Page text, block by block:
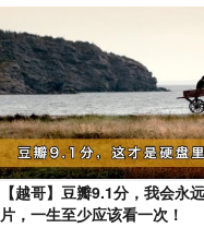
【越哥】豆瓣9.1分，我会永
片，一生至少应该看一次！